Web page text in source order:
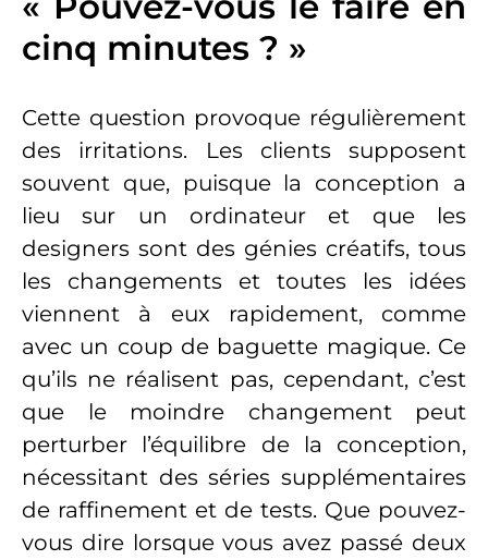
cinq minutes ? »
Cette question provoque régulièrement
des irritations. Les clients supposent
souvent que, puisque la conception a
lieu sur un ordinateur et que les
designers sont des génies créatifs, tous
les changements et toutes les idées
viennent à eux rapidement, comme
avec un coup de baguette magique. Ce
qu’ils ne réalisent pas, cependant, c’est
que le moindre changement peut
perturber l’équilibre de la conception,
nécessitant des séries supplémentaires
de raffinement et de tests. Que pouvez-
vous dire lorsque vous avez passé deux